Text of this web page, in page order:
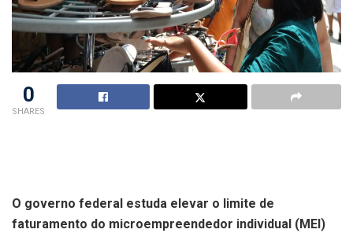
0
SHARES
O governo federal estuda elevar o limite de
faturamento do microempreendedor individual (MEI)